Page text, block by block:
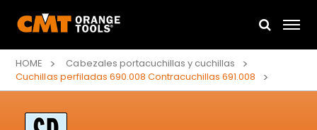
HOME
Cabezales portacuchillas y cuchillas
Cuchillas perfiladas 690.008 Contracuchillas 691.008